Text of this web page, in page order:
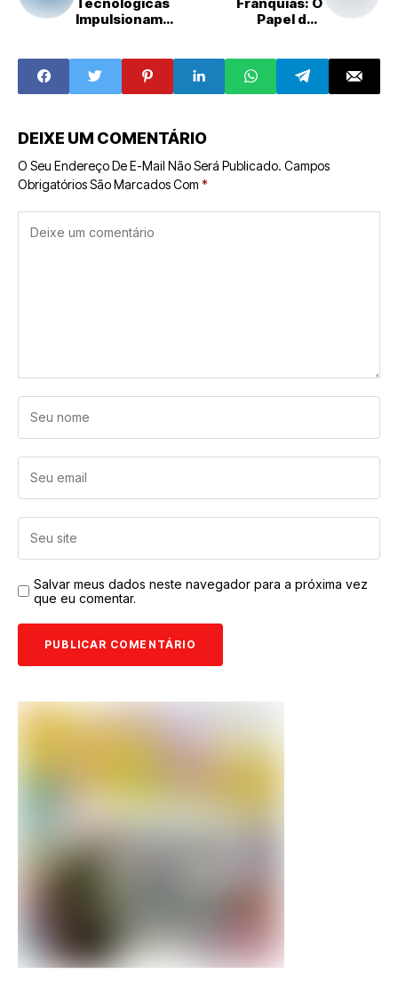
Impulsionam
Financeiras
Papel das
Sucesso das
Redes
DEIXE UM COMENTÁRIO
O Seu Endereço De E-Mail Não Será Publicado. Campos
Obrigatórios São Marcados Com *
Salvar meus dados neste navegador para a próxima vez
que eu comentar.